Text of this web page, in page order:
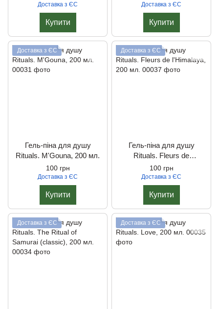
Доставка з ЄС
Купити
Доставка з ЄС
Купити
Доставка з ЄС
Гель-піна для душу
Rituals. M'Gouna, 200 мл.
100 грн
Доставка з ЄС
Купити
Доставка з ЄС
Гель-піна для душу
Rituals. Fleurs de
l'Himalaya, 200 мл.
100 грн
Доставка з ЄС
Купити
Доставка з ЄС Доставка з ЄС